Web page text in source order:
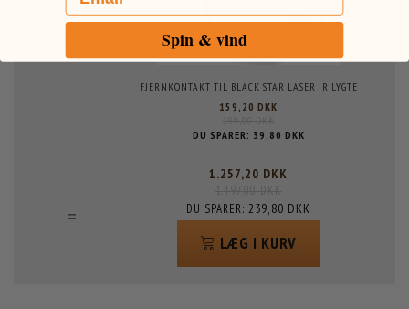
+
FJERNKONTAKT TIL BLACK STAR LASER IR LYGTE
159,20 DKK
DU SPARER: 39,80 DKK
=
1.257,20 DKK
DU SPARER:239,80 DKK
LÆG I KURV
Spin & vind